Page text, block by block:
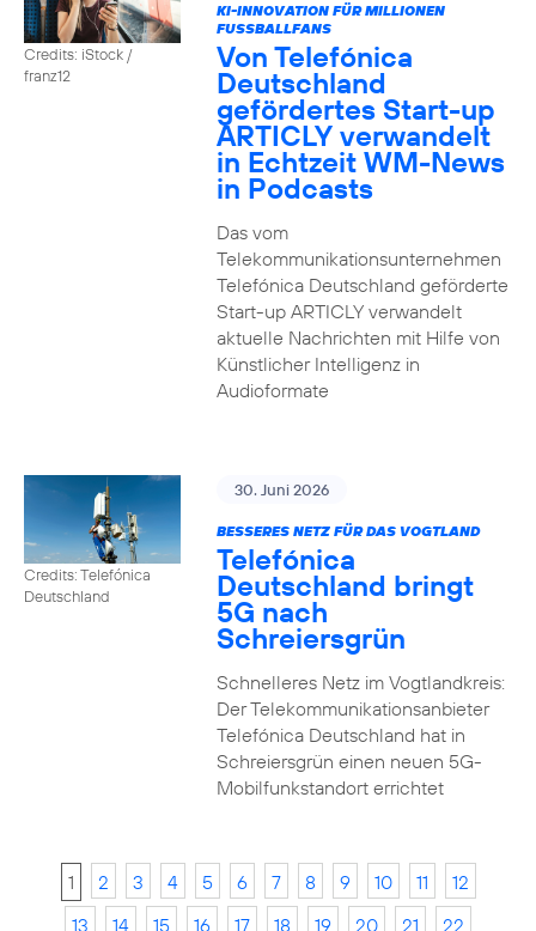
Credits: iStock /
franz12
KI-INNOVATION FÜR MILLIONEN
FUSSBALLFANS
Von Telefónica
Deutschland
gefördertes Start-up
ARTICLY verwandelt
in Echtzeit WM-News
in Podcasts
Das vom
Telekommunikationsunternehmen
Telefónica Deutschland geförderte
Start-up ARTICLY verwandelt
aktuelle Nachrichten mit Hilfe von
Künstlicher Intelligenz in
Audioformate
Credits: Telefónica
Deutschland
30. Juni 2026
BESSERES NETZ FÜR DAS VOGTLAND
Telefónica
Deutschland bringt
5G nach
Schreiersgrün
Schnelleres Netz im Vogtlandkreis:
Der Telekommunikationsanbieter
Telefónica Deutschland hat in
Schreiersgrün einen neuen 5G-
Mobilfunkstandort errichtet
1 2 3 4 5 6 7 8 9 10 11
12
13
14 15 16 17 18 19 20 21 22